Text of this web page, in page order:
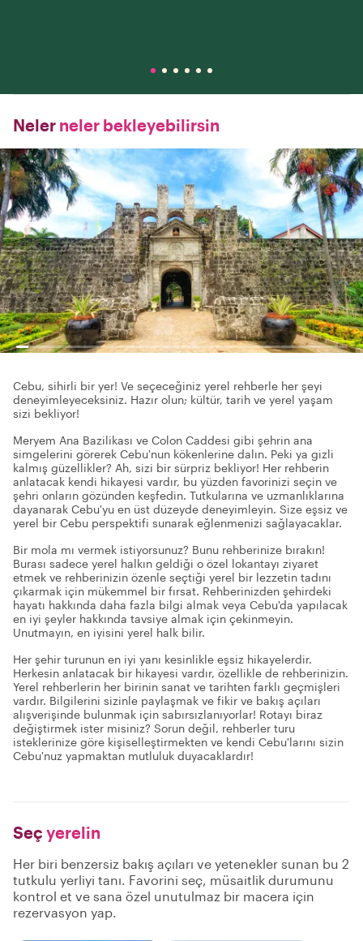
Neler neler bekleyebilirsin
Cebu, sihirli bir yer! Ve seçeceğiniz yerel rehberle her şeyi
deneyimleyeceksiniz. Hazır olun; kültür, tarih ve yerel yaşam
sizi bekliyor!
Meryem Ana Bazilikası ve Colon Caddesi gibi şehrin ana
simgelerini görerek Cebu'nun kökenlerine dalın. Peki ya gizli
kalmış güzellikler? Ah, sizi bir sürpriz bekliyor! Her rehberin
anlatacak kendi hikayesi vardır, bu yüzden favorinizi seçin ve
şehri onların gözünden keşfedin. Tutkularına ve uzmanlıklarına
dayanarak Cebu'yu en üst düzeyde deneyimleyin. Size eşsiz ve
yerel bir Cebu perspektifi sunarak eğlenmenizi sağlayacaklar.
Bir mola mı vermek istiyorsunuz? Bunu rehberinize bırakın!
Burası sadece yerel halkın geldiği o özel lokantayı ziyaret
etmek ve rehberinizin özenle seçtiği yerel bir lezzetin tadını
çıkarmak için mükemmel bir fırsat. Rehberinizden şehirdeki
hayatı hakkında daha fazla bilgi almak veya Cebu'da yapılacak
en iyi şeyler hakkında tavsiye almak için çekinmeyin.
Unutmayın, en iyisini yerel halk bilir.
Her şehir turunun en iyi yanı kesinlikle eşsiz hikayelerdir.
Herkesin anlatacak bir hikayesi vardır, özellikle de rehberinizin.
Yerel rehberlerin her birinin sanat ve tarihten farklı geçmişleri
vardır. Bilgilerini sizinle paylaşmak ve fikir ve bakış açıları
alışverişinde bulunmak için sabırsızlanıyorlar! Rotayı biraz
değiştirmek ister misiniz? Sorun değil, rehberler turu
isteklerinize göre kişiselleştirmekten ve kendi Cebu'larını sizin
Cebu'nuz yapmaktan mutluluk duyacaklardır!
Seç yerelin
Her biri benzersiz bakış açıları ve yetenekler sunan bu 2
tutkulu yerliyi tanı. Favorini seç, müsaitlik durumunu
kontrol et ve sana özel unutulmaz bir macera için
rezervasyon yap.